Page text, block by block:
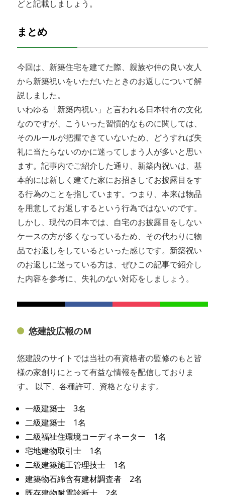
どと記載しましょう。
まとめ
今回は、新築住宅を建てた際、親族や仲の良い友人
から新築祝いをいただいたときのお返しについて解
説しました。
いわゆる「新築内祝い」と言われる日本特有の文化
なのですが、こういった習慣的なものに関しては、
そのルールが把握できていないため、どうすれば失
礼に当たらないのかに迷ってしまう人が多いと思い
ます。記事内でご紹介した通り、新築内祝いは、基
本的には新しく建てた家にお招きしてお披露目をす
る行為のことを指しています。つまり、本来は物品
を用意してお返しするという行為ではないのです。
しかし、現代の日本では、自宅のお披露目をしない
ケースの方が多くなっているため、その代わりに物
品でお返しをしているといった感じです。新築祝い
のお返しに迷っている方は、ぜひこの記事で紹介し
た内容を参考に、失礼のない対応をしましょう。
悠建設広報のM
悠建設のサイトでは当社の有資格者の監修のもと皆
様の家創りにとって有益な情報を配信しておりま
す。 以下、各種許可、資格となります。
一級建築士 3名
二級建築士 1名
二級福祉住環境コーディネーター 1名
宅地建物取引士 1名
二級建築施工管理技士 1名
建築物石綿含有建材調査者 2名